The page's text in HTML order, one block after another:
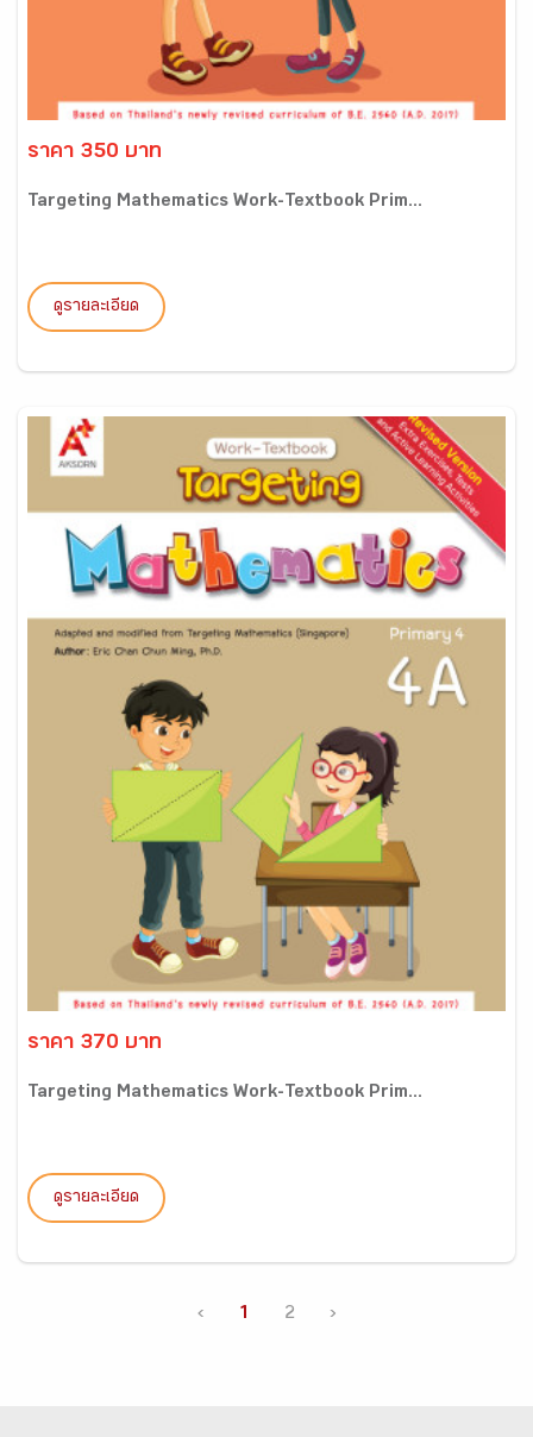
ราคา 350 บาท
Targeting Mathematics Work-Textbook Prim...
ดูรายละเอียด
ราคา 370 บาท
Targeting Mathematics Work-Textbook Prim...
ดูรายละเอียด
‹ 1 2 ›